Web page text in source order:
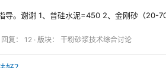
导。谢谢 1、普硅水泥=450 2、金刚砂（
回复： 12 版块： 干粉砂浆技术综合讨论